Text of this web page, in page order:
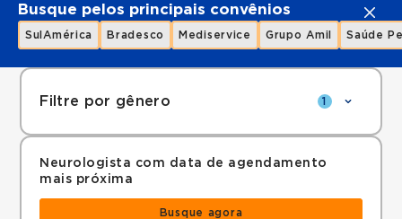
Busque pelos principais convênios
SulAmérica Bradesco Mediservice Grupo Amil Saúde
Filtre por gênero 1
Neurologista com data de agendamento
mais próxima
Busque agora